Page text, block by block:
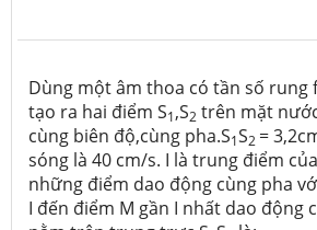
Dùng một âm thoa có tần số rung
tạo ra hai điểm S1,S2 trên mặt
cùng biên độ,cùng pha.S1S2 =
sóng là 40 cm/s. I là trung điểm
những điểm dao động cùng pha
I đến điểm M gần I nhất dao động